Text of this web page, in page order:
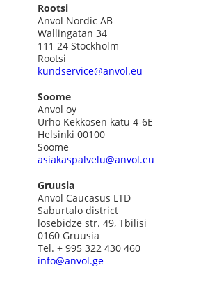
Rootsi
Anvol Nordic AB
Wallingatan 34
111 24 Stockholm
Rootsi
kundservice@anvol.eu
Soome
Anvol oy
Urho Kekkosen katu 4-6E
Helsinki 00100
Soome
asiakaspalvelu@anvol.eu
Gruusia
Anvol Caucasus LTD
Saburtalo district
losebidze str. 49, Tbilisi
0160 Gruusia
Tel. + 995 322 430 460
info@anvol.ge